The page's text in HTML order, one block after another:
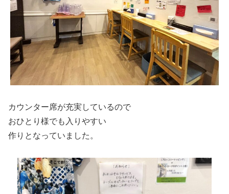
カウンター席が充実しているので
おひとり様でも入りやすい
作りとなっていました。